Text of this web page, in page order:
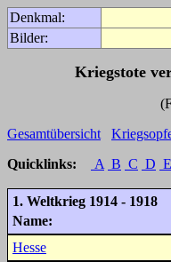
Denkmal:
Bilder:
Kriegstote
(Für weitere
Gesamtübersicht
Quicklinks:
A B C D E
1. Weltkrieg 1914 -
Name:
Hesse